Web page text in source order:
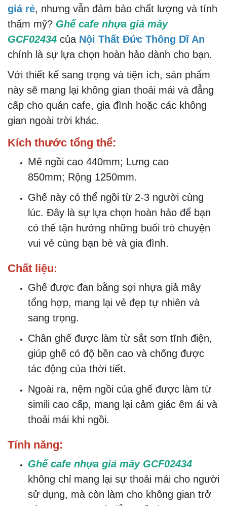
giá rẻ, nhưng vẫn đảm bảo chất lượng và tính
thẩm mỹ? Ghế cafe nhựa giả mây
GCF02434 của Nội Thất Đức Thông Dĩ An
chính là sự lựa chọn hoàn hảo dành cho bạn.
Với thiết kế sang trọng và tiện ích, sản phẩm
này sẽ mang lại không gian thoải mái và đẳng
cấp cho quán cafe, gia đình hoặc các không
gian ngoài trời khác.
Kích thước tổng thể:
Mê ngồi cao 440mm; Lưng cao
850mm; Rộng 1250mm.
Ghế này có thể ngồi từ 2-3 người cùng
lúc. Đây là sự lựa chọn hoàn hảo để bạn
có thể tận hưởng những buổi trò chuyện
vui vẻ cùng bạn bè và gia đình.
Chất liệu:
Ghế được đan bằng sợi nhựa giả mây
tổng hợp, mang lại vẻ đẹp tự nhiên và
sang trọng.
Chân ghế được làm từ sắt sơn tĩnh điện,
giúp ghế có độ bền cao và chống được
tác động của thời tiết.
Ngoài ra, nệm ngồi của ghế được làm từ
simili cao cấp, mang lại cảm giác êm ái và
thoải mái khi ngồi.
Tính năng:
Ghế cafe nhựa giả mây GCF02434
không chỉ mang lại sự thoải mái cho người
sử dụng, mà còn làm cho không gian trở